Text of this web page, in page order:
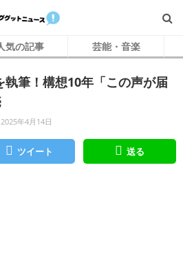
気の記事 芸能・音楽
筆！構想10年「この声が届
年4月14日
ツイート 送る